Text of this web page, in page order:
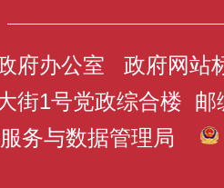
府办公室 政府网站
街1号党政综合楼 邮
务与数据管理局